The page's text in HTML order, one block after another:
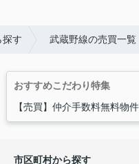
探す 武蔵野線の売買一覧
おすすめこだわり特集
【売買】仲介手数料無料物
市区町村から探す